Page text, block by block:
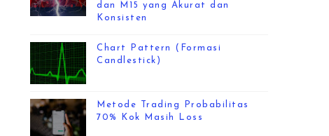
dan M15 yang Akurat dan
Konsisten
Chart Pattern (Formasi
Candlestick)
Metode Trading Probabilitas
70% Kok Masih Loss